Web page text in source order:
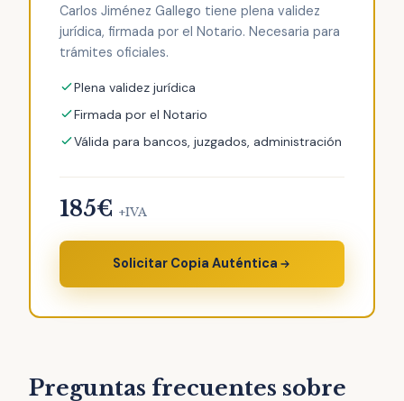
Carlos Jiménez Gallego tiene plena validez
jurídica, firmada por el Notario. Necesaria para
trámites oficiales.
Plena validez jurídica
Firmada por el Notario
Válida para bancos, juzgados, administración
185€ +IVA
Solicitar Copia Auténtica
Preguntas frecuentes sobre